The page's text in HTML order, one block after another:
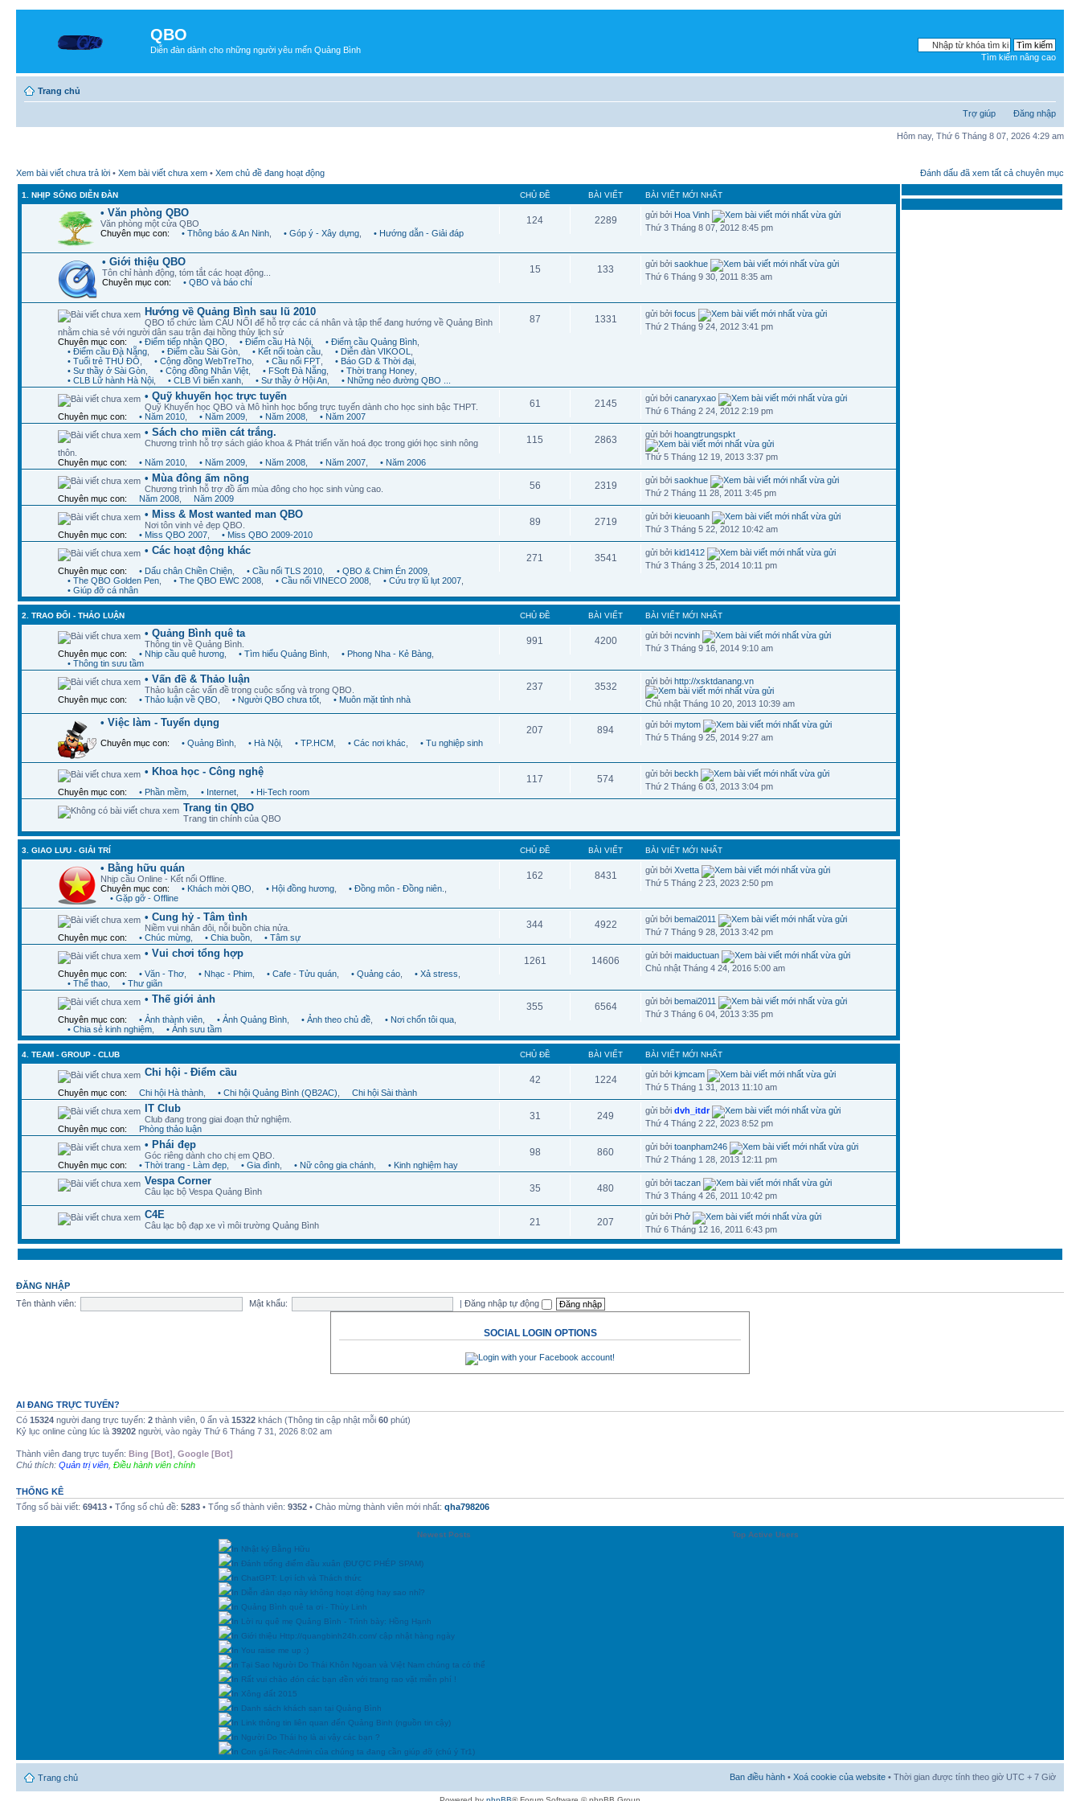
QBO
Diễn đàn dành cho những người yêu mến Quảng Bình
Tìm kiếm nâng cao
Trang chủ
Trợ giúp Đăng nhập
Hôm nay, Thứ 6 Tháng 8 07, 2026 4:29 am
Xem bài viết chưa trả lời • Xem bài viết chưa xem • Xem chủ đề đang hoạt động Đánh dấu đã xem tất cả chuyên mục
1. NHỊP SỐNG DIỄN ĐÀN CHỦ ĐỀ BÀI VIẾT BÀI VIẾT MỚI NHẤT
• Văn phòng QBO
Văn phòng một cửa QBO
Chuyên mục con:
• Thông báo & An Ninh • Góp ý - Xây dựng • Hướng dẫn - Giải đáp
124 2289 gửi bởi Hoa Vinh
Thứ 3 Tháng 8 07, 2012 8:45 pm
• Giới thiệu QBO
Tôn chỉ hành động, tóm tắt các hoạt động...
Chuyên mục con:
• QBO và báo chí
15 133 gửi bởisaokhue
Thứ 6 Tháng 9 30, 2011 8:35 am
Hướng về Quảng Bình sau lũ 2010
QBO tổ chức làm CẦU NỐI để hỗ trợ các cá nhân và tập thể đang hướng về Quảng Bình
nhằm chia sẻ với người dân sau trận đại hồng thủy lịch sử
Chuyên mục con:
• Điểm tiếp nhận QBO • Điểm cầu Hà Nội • Điểm cầu Quảng Bình
• Điểm cầu Đà Nẵng
• Điểm cầu Sài Gòn • Kết nối toàn cầu • Diễn đàn VIKOOL
• Tuổi trẻ THỦ ĐÔ
• Cộng đồng WebTreTho • Cầu nối FPT • Báo GD & Thời đại
• Sư thầy ở Sài Gòn
• Cộng đồng Nhân Việt • FSoft Đà Nẵng • Thời trang Honey
• CLB Lữ hành Hà Nội
• CLB Vì biển xanh • Sư thầy ở Hội An • Những nẻo đường QBO ...
87 1331 gửi bởifocus
Thứ 2 Tháng 9 24, 2012 3:41 pm
• Quỹ khuyến học trực tuyến
Quỹ Khuyến học QBO và Mô hình học bổng trực tuyến dành cho học sinh bậc THPT.
Chuyên mục con:
• Năm 2010 • Năm 2009 • Năm 2008 • Năm 2007
61 2145 gửi bởicanaryxao
Thứ 6 Tháng 2 24, 2012 2:19 pm
• Sách cho miền cát trắng.
Chương trình hỗ trợ sách giáo khoa & Phát triển văn hoá đọc trong giới học sinh nông
thôn.
Chuyên mục con:
• Năm 2010 • Năm 2009 • Năm 2008 • Năm 2007 • Năm 2006
115 2863 gửi bởihoangtrungspkt
Thứ 5 Tháng 12 19, 2013 3:37 pm
• Mùa đông ấm nồng
Chương trình hỗ trợ đồ ấm mùa đông cho học sinh vùng cao.
Chuyên mục con:
Năm 2008 Năm 2009
56 2319 gửi bởisaokhue
Thứ 2 Tháng 11 28, 2011 3:45 pm
• Miss & Most wanted man QBO
Nơi tôn vinh vẻ đẹp QBO.
Chuyên mục con:
• Miss QBO 2007 • Miss QBO 2009-2010
89 2719 gửi bởikieuoanh
Thứ 3 Tháng 5 22, 2012 10:42 am
• Các hoạt động khác
Chuyên mục con: • Dấu chân Chiền Chiện • Cầu nối TLS 2010 • QBO & Chim Én 2009
• The QBO Golden Pen
• The QBO EWC 2008 • Cầu nối VINECO 2008 • Cứu trợ lũ lụt 2007
• Giúp đỡ cá nhân
271 3541 gửi bởikid1412
Thứ 3 Tháng 3 25, 2014 10:11 pm
2. TRAO ĐỔI - THẢO LUẬN CHỦ ĐỀ BÀI VIẾT BÀI VIẾT MỚI NHẤT
• Quảng Bình quê ta
Thông tin về Quảng Bình.
Chuyên mục con:
• Nhịp cầu quê hương • Tìm hiểu Quảng Bình • Phong Nha - Kẻ Bàng
• Thông tin sưu tầm
991 4200 gửi bởincvinh
Thứ 3 Tháng 9 16, 2014 9:10 am
• Vấn đề & Thảo luận
Thảo luận các vấn đề trong cuộc sống và trong QBO.
Chuyên mục con:
• Thảo luận về QBO • Người QBO chưa tốt • Muôn mặt tỉnh nhà
237 3532 gửi bởihttp://xsktdanang.vn
Chủ nhật Tháng 10 20, 2013 10:39 am
• Việc làm - Tuyển dụng
Chuyên mục con: • Quảng Bình • Hà Nội • TP.HCM • Các nơi khác • Tu nghiệp sinh
207 894 gửi bởimytom
Thứ 5 Tháng 9 25, 2014 9:27 am
• Khoa học - Công nghệ
Chuyên mục con: • Phần mềm • Internet • Hi-Tech room
117 574 gửi bởibeckh
Thứ 2 Tháng 6 03, 2013 3:04 pm
Trang tin QBO
Trang tin chính của QBO
3. GIAO LƯU - GIẢI TRÍ CHỦ ĐỀ BÀI VIẾT BÀI VIẾT MỚI NHẤT
• Bằng hữu quán
Nhịp cầu Online - Kết nối Offline.
Chuyên mục con:
• Khách mời QBO • Hội đồng hương • Đồng môn - Đồng niên.
• Gặp gỡ - Offline
162 8431 gửi bởiXvetta
Thứ 5 Tháng 2 23, 2023 2:50 pm
• Cung hỷ - Tâm tình
Niềm vui nhân đôi, nỗi buồn chia nửa.
Chuyên mục con:
• Chúc mừng • Chia buồn • Tâm sự
344 4922 gửi bởibemai2011
Thứ 7 Tháng 9 28, 2013 3:42 pm
• Vui chơi tổng hợp
Chuyên mục con: • Văn - Thơ • Nhạc - Phim • Cafe - Tửu quán • Quảng cáo • Xả stress
• Thể thao
• Thư giãn
1261 14606 gửi bởimaiductuan
Chủ nhật Tháng 4 24, 2016 5:00 am
• Thế giới ảnh
Chuyên mục con: • Ảnh thành viên • Ảnh Quảng Bình • Ảnh theo chủ đề • Nơi chốn tôi qua
• Chia sẻ kinh nghiệm
• Ảnh sưu tầm
355 6564 gửi bởibemai2011
Thứ 3 Tháng 6 04, 2013 3:35 pm
4. TEAM - GROUP - CLUB CHỦ ĐỀ BÀI VIẾT BÀI VIẾT MỚI NHẤT
Chi hội - Điểm cầu
Chuyên mục con: Chi hội Hà thành • Chi hội Quảng Bình (QB2AC) Chi hội Sài thành
42 1224 gửi bởikjmcam
Thứ 5 Tháng 1 31, 2013 11:10 am
IT Club
Club đang trong giai đoạn thử nghiệm.
Chuyên mục con:
Phòng thảo luận
31 249 gửi bởidvh_itdr
Thứ 4 Tháng 2 22, 2023 8:52 pm
• Phái đẹp
Góc riêng dành cho chị em QBO.
Chuyên mục con:
• Thời trang - Làm đẹp • Gia đình • Nữ công gia chánh • Kinh nghiệm hay
98 860 gửi bởitoanpham246
Thứ 2 Tháng 1 28, 2013 12:11 pm
Vespa Corner
Câu lạc bộ Vespa Quảng Bình 35 480 gửi bởitaczan
Thứ 3 Tháng 4 26, 2011 10:42 pm
C4E
Câu lạc bộ đạp xe vì môi trường Quảng Bình 21 207 gửi bởi Phở
Thứ 6 Tháng 12 16, 2011 6:43 pm
ĐĂNG NHẬP
Tên thành viên:
Mật khẩu: |Đăng nhập tự động
SOCIAL LOGIN OPTIONS
AI ĐANG TRỰC TUYẾN?
Có 15324 người đang trực tuyến: 2 thành viên, 0 ẩn và 15322 khách (Thông tin cập nhật mỗi 60 phút)
Kỷ lục online cùng lúc là 39202 người, vào ngày Thứ 6 Tháng 7 31, 2026 8:02 am
Thành viên đang trực tuyến: Bing [Bot] Google [Bot]
Chú thích: Quản trị viên Điều hành viên chính
THỐNG KÊ
Tổng số bài viết: 69413 • Tổng số chủ đề: 5283 • Tổng số thành viên: 9352 • Chào mừng thành viên mới nhất: qha798206
Newest Posts
Top Active Users
In Nhật ký Bằng Hữu
In Đánh trống điểm đầu xuân (ĐƯỢC PHÉP SPAM)
In ChatGPT: Lợi ích và Thách thức
In Diễn đàn dạo này không hoạt động hay sao nhỉ?
In Quảng Bình quê ta ơi - Thùy Linh
In Lời ru quê mẹ Quảng Bình - Trình bày: Hồng Hạnh
In Giới thiệu Http://quangbinh24h.com/ cập nhật hàng ngày
In You raise me up :)
In Tại Sao Người Do Thái Khôn Ngoan và Việt Nam chúng ta có thể
In Rất vui chào đón các bạn đền với trang rao vặt miễn phí !
In Xông đất 2015
In Danh sách khách sạn tại Quảng Bình
In Link thông tin liên quan đến Quảng Binh (nguồn tin cậy)
In Người Do Thái họ là ai vậy các bạn ?
In Con gái Rec-Admin của chúng ta đang cần giúp đỡ (chú ý Tr1)
Trang chủ Ban điều hành • Xoá cookie của website • Thời gian được tính theo giờ UTC + 7 Giờ